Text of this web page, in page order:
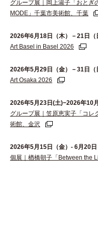
グループ展｜岡上淑子「おとぎ
MODE」千葉市美術館、千葉
2026年6月18日（木）－21日（
Art Basel in Basel 2026
2026年5月29日（金）－31日（
Art Osaka 2026
2026年5月23日(土)−2026年10
グループ展｜笠原恵実子「コレ
術館、金沢
2026年5月15日（金）- 6月20日
個展｜楢橋朝子「Between the